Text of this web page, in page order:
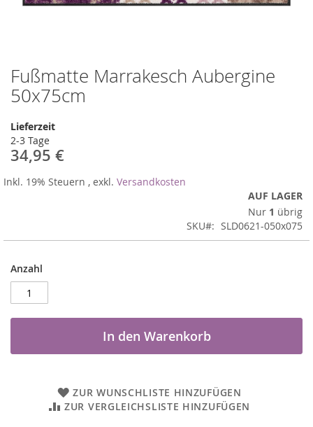
Fußmatte Marrakesch Aubergine
50x75cm
Lieferzeit
2-3 Tage
34,95 €
Inkl. 19% Steuern , exkl. Versandkosten
AUF LAGER
Nur 1 übrig
SKU
SLD0621-050x075
Anzahl
In den Warenkorb
ZUR WUNSCHLISTE HINZUFÜGEN
ZUR VERGLEICHSLISTE HINZUFÜGEN
Zum
Anfang
der
springen